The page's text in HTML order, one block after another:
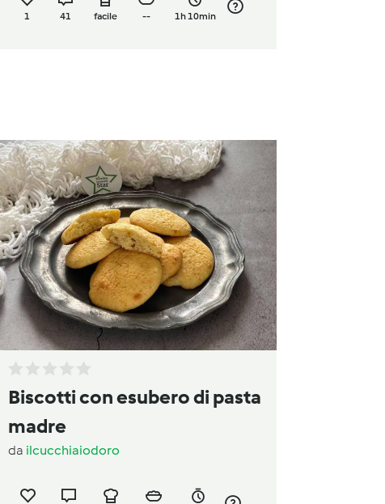
1 41 facile -- 1h 10min
Biscotti con esubero di pasta
madre
da ilcucchiaiodoro